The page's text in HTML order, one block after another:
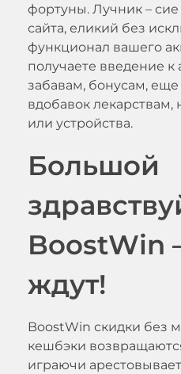
фортуны. Лучник – сие
сайта, еликий без
функционал вашего
получаете введение
забавам, бонусам,
вдобавок лекарствам,
или устройства.
Большой
BoostWin
ждут!
BoostWin скидки без
кешбэки
играючи